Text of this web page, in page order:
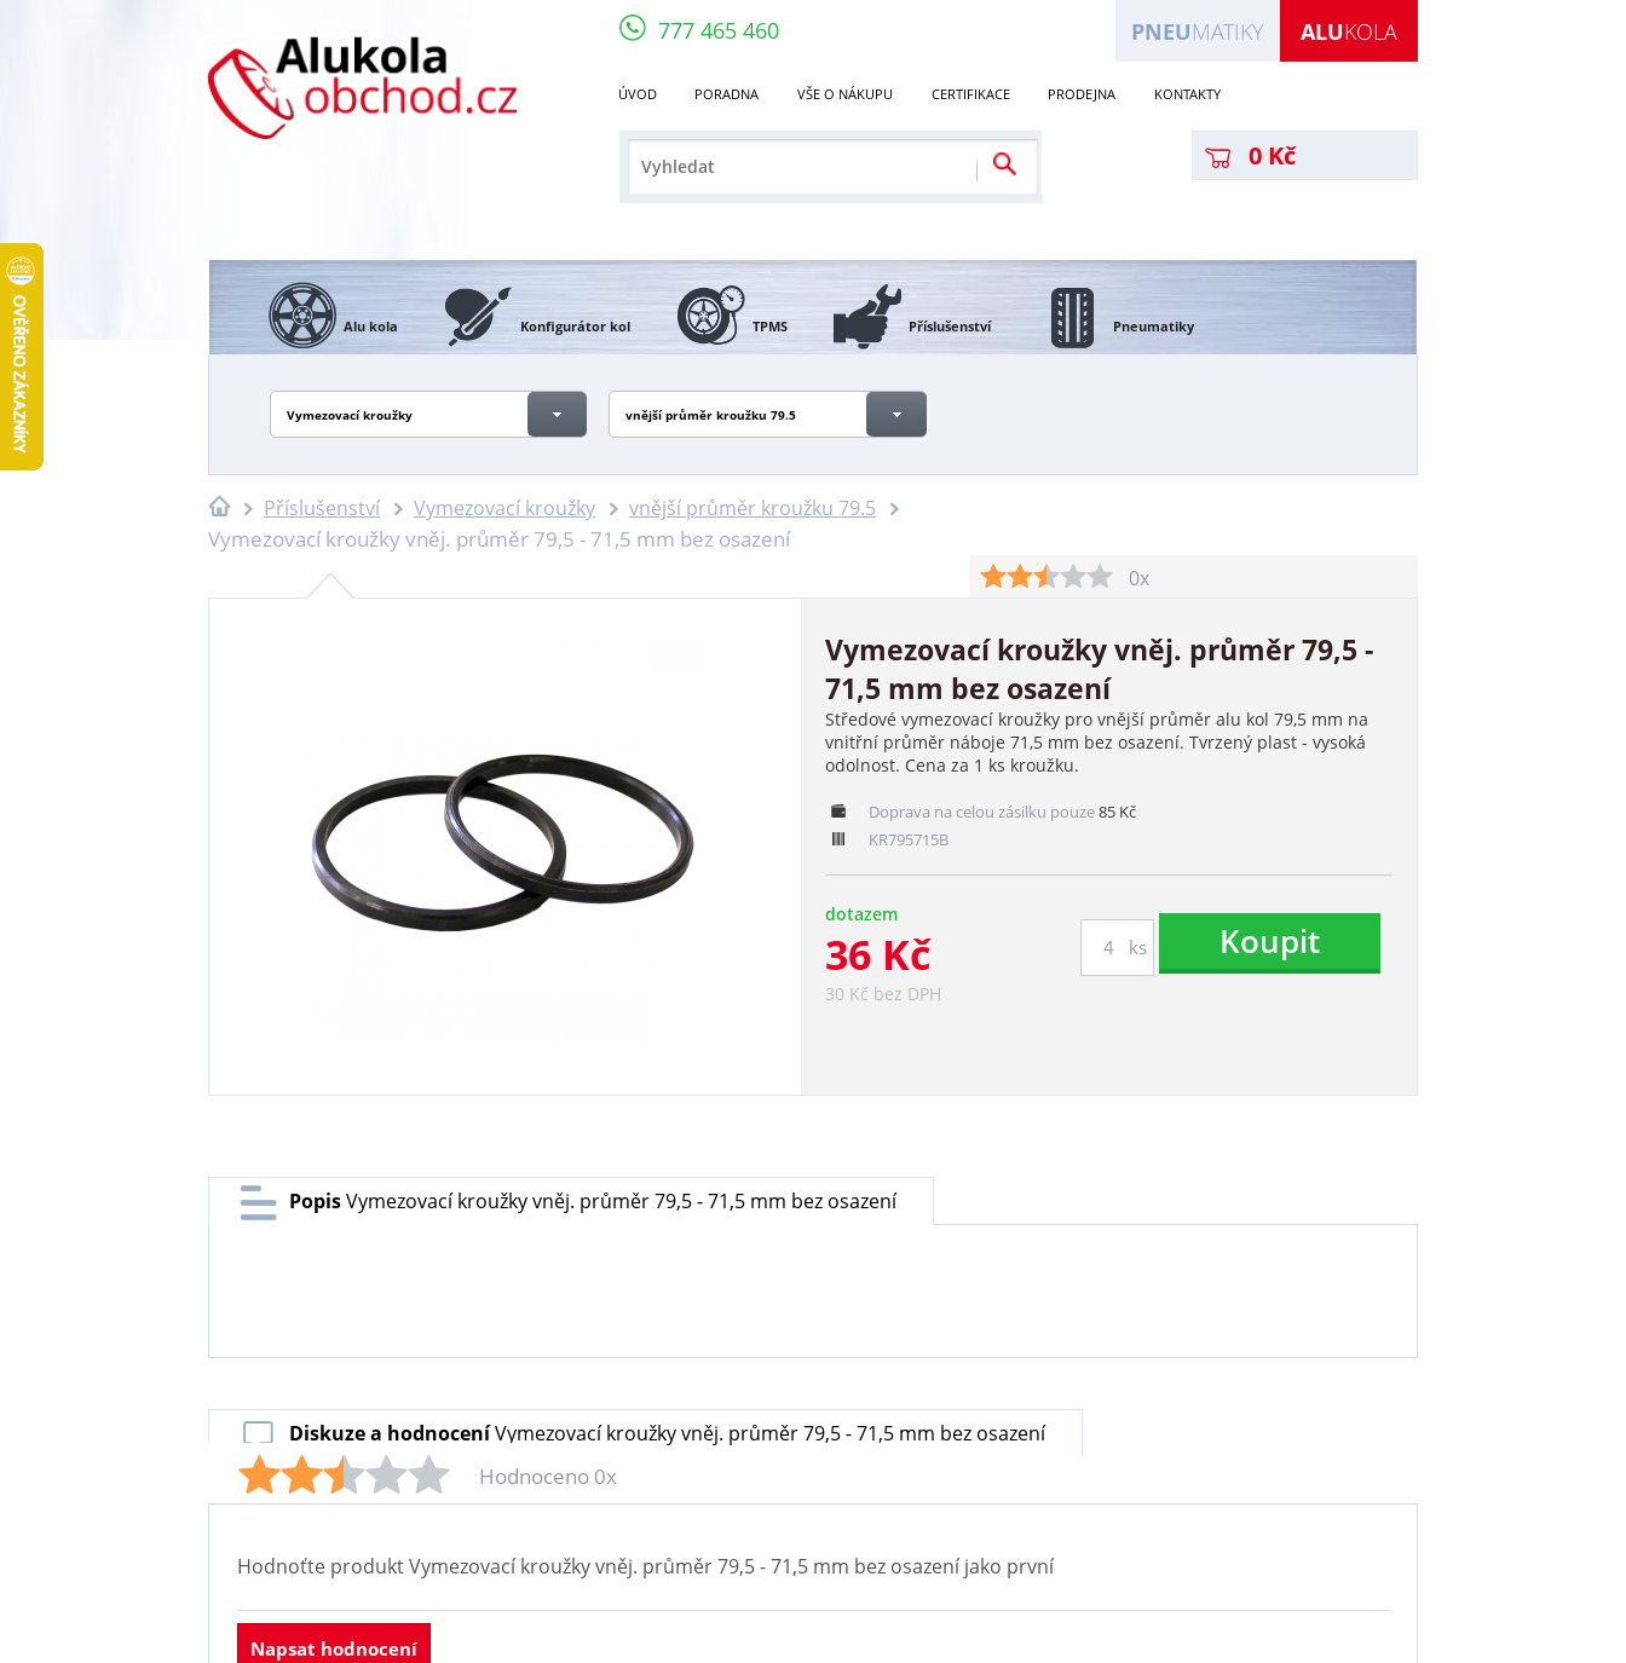
777 465 460 ALUKOLA
PNEUMATIKY
ÚVOD PORADNA VŠE O NÁKUPU CERTIFIKACE PRODEJNA KONTAKTY
0 Kč
Alu kola Konfigurátor kol TPMS Příslušenství Pneumatiky
Vymezovací kroužky vnější průměr kroužku 79.5
Příslušenství Vymezovací kroužky vnější průměr kroužku 79.5
Vymezovací kroužky vněj. průměr 79,5 - 71,5 mm bez osazení
0x
Vymezovací kroužky vněj. průměr 79,5 -
71,5 mm bez osazení
Středové vymezovací kroužky pro vnější průměr alu kol 79,5 mm na
vnitřní průměr náboje 71,5 mm bez osazení. Tvrzený plast - vysoká
odolnost. Cena za 1 ks kroužku.
Doprava na celou zásilku pouze85 Kč
KR795715B
dotazem
36 Kč
30 Kč bez DPH
ks Koupit
PopisVymezovací kroužky vněj. průměr 79,5 - 71,5 mm bez osazení
Diskuze a hodnoceníVymezovací kroužky vněj. průměr 79,5 - 71,5 mm bez osazení
Hodnoceno 0x
Hodnoťte produktVymezovací kroužky vněj. průměr 79,5 - 71,5 mm bez osazeníjako první
Napsat hodnocení